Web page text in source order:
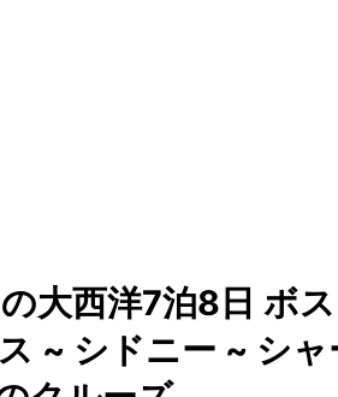
大西洋7泊8日 ボ
~ シドニー ~ シ